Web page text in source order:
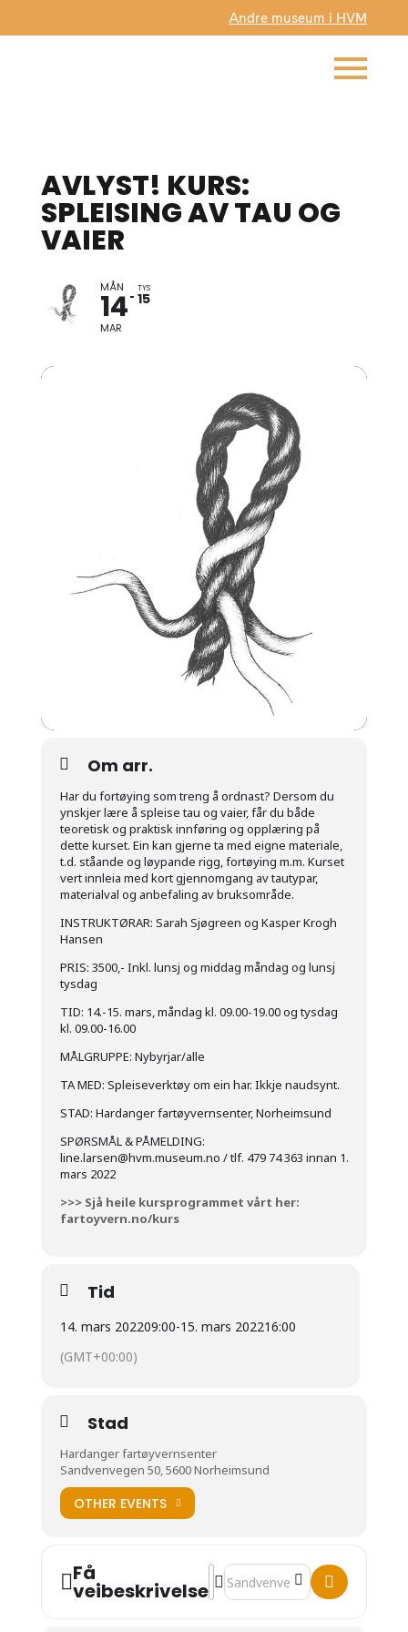
Andre museum i HVM
AVLYST! KURS:
SPLEISING AV TAU OG
VAIER
MÅN
14
MAR
TYS
15
Om arr.
Har du fortøying som treng å ordnast? Dersom du
ynskjer lære å spleise tau og vaier, får du både
teoretisk og praktisk innføring og opplæring på
dette kurset. Ein kan gjerne ta med eigne materiale,
t.d. ståande og løypande rigg, fortøying m.m. Kurset
vert innleia med kort gjennomgang av tautypar,
materialval og anbefaling av bruksområde.
INSTRUKTØRAR: Sarah Sjøgreen og Kasper Krogh
Hansen
PRIS: 3500,- Inkl. lunsj og middag måndag og lunsj
tysdag
TID: 14.-15. mars, måndag kl. 09.00-19.00 og tysdag
kl. 09.00-16.00
MÅLGRUPPE: Nybyrjar/alle
TA MED: Spleiseverktøy om ein har. Ikkje naudsynt.
STAD: Hardanger fartøyvernsenter, Norheimsund
SPØRSMÅL & PÅMELDING:
line.larsen@hvm.museum.no / tlf. 479 74 363 innan 1.
mars 2022
>>> Sjå heile kursprogrammet vårt her:
fartoyvern.no/kurs
Tid
14. mars 202209:00-15. mars 202216:00
(GMT+00:00)
Stad
Hardanger fartøyvernsenter
Sandvenvegen 50, 5600 Norheimsund
OTHER EVENTS
Få
veibeskrivelse
Address - AVLYST! KURS:
Destination Address -